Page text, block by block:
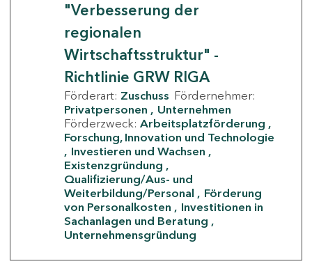
"Verbesserung der
regionalen
Wirtschaftsstruktur" -
Richtlinie GRW RIGA
Förderart: Zuschuss Fördernehmer:
Privatpersonen
Unternehmen
Förderzweck: Arbeitsplatzförderung
Forschung, Innovation und Technologie
Investieren und Wachsen
Existenzgründung
Qualifizierung/Aus- und
Weiterbildung/Personal
Förderung
von Personalkosten
Investitionen in
Sachanlagen und Beratung
Unternehmensgründung